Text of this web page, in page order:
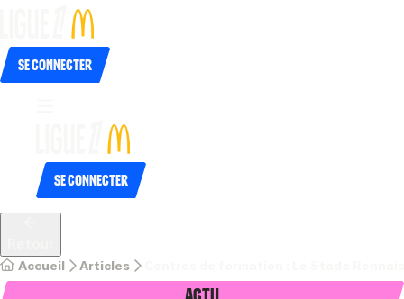
Se connecter
Se connecter
Accueil Articles
Actu